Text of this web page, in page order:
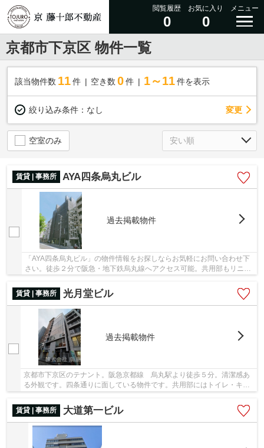
閲覧履歴
0
お気に入り
0
メニュー
京都市下京区 物件一覧
該当物件数 11件 空き数 0 件 1～11 件を表示
絞り込み条件： なし 変更
空室のみ
賃貸 | 事務所 AYA四条烏丸ビル
過去掲載物件
「AYA四条烏丸ビル」の物件情報をお探しならお気軽にお問い合わせ下
さい。徒歩２分で阪急・地下鉄烏丸線へアクセス可能。共用部もリニュ
賃貸 | 事務所
光月堂ビル
過去掲載物件
京都市下京区のテナント。阪急京都線 烏丸駅より徒歩５分。清潔感あ
る外観です。四条通りに面している物件です。共用部にはトイレ・キッ
賃貸 | 事務所
大道第一ビル